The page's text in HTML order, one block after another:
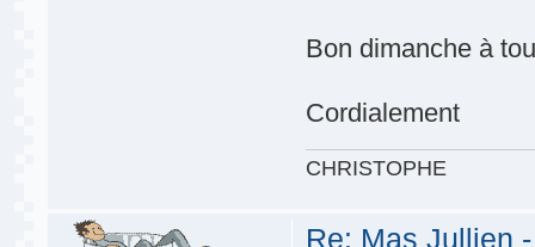
Bon dimanche à
Cordialement
CHRISTOPHE
Re: Mas Jullien